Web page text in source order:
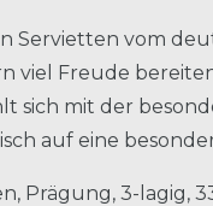
Servietten vom
viel Freude
sich mit der
auf eine
Prägung, 3-lagig,